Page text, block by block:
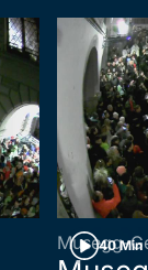
40 Min
Musegg-